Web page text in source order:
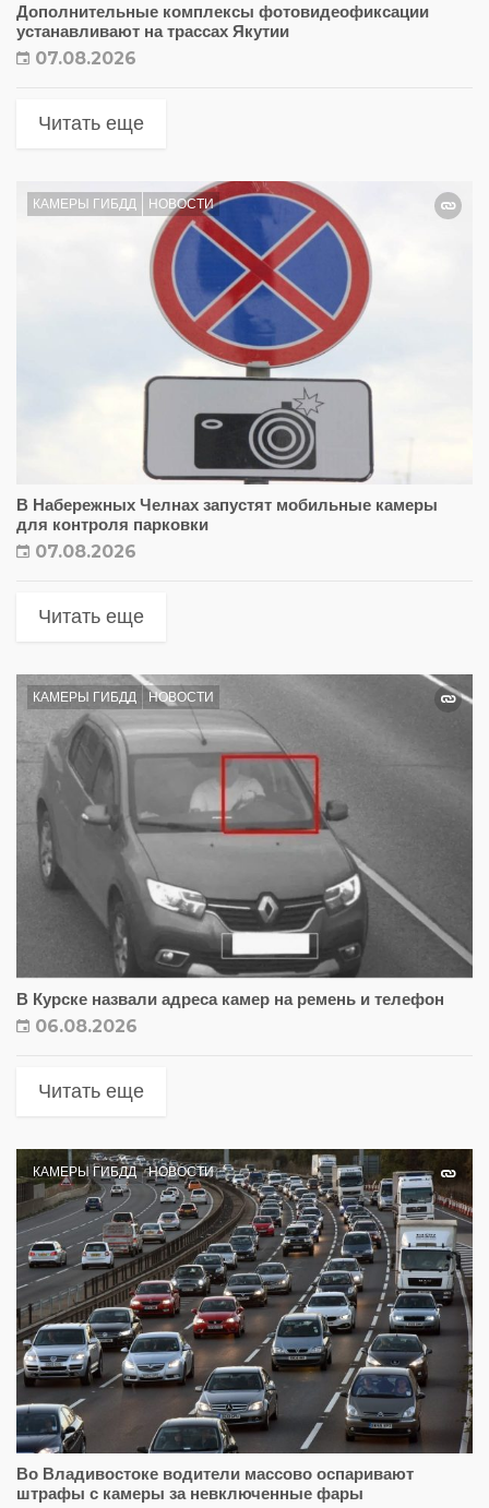
Дополнительные комплексы фотовидеофиксации
устанавливают на трассах Якутии
07.08.2026
Читать еще
КАМЕРЫ ГИБДД НОВОСТИ
В Набережных Челнах запустят мобильные камеры
для контроля парковки
07.08.2026
Читать еще
КАМЕРЫ ГИБДД НОВОСТИ
В Курске назвали адреса камер на ремень и телефон
06.08.2026
Читать еще
КАМЕРЫ ГИБДД НОВОСТИ
Во Владивостоке водители массово оспаривают
штрафы с камеры за невключенные фары